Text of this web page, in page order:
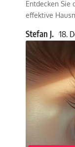
Entdecken Sie
effektive
Stefan J. 18.